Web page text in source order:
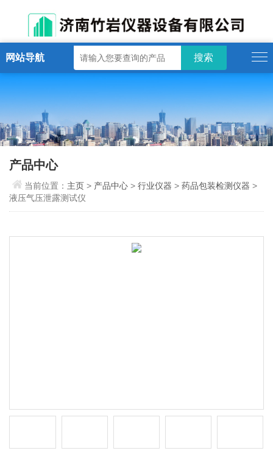
网站导航
产品中心
当前位置： 主页> 产品中心 >行业仪器 >药品包装检测仪器 >
液压气压泄露测试仪